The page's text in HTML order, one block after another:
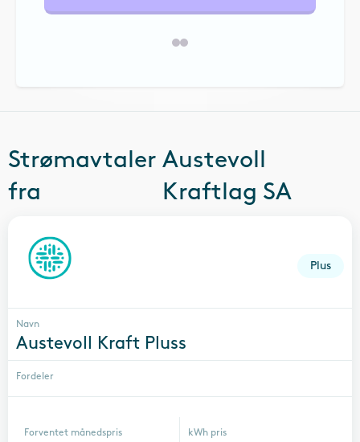
Strømavtaler
fra
Austevoll
Kraftlag SA
Plus
Navn
Austevoll Kraft Pluss
Fordeler
Forventet månedspris kWh pris